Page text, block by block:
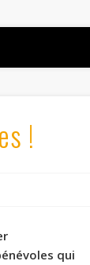
!
qui